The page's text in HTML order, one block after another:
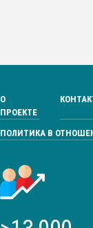
О
ПРОЕКТЕ
ПОЛИТИКА В